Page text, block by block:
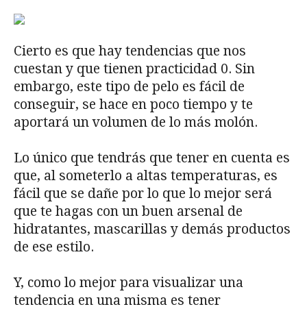
Cierto es que hay tendencias que nos
cuestan y que tienen practicidad 0. Sin
embargo, este tipo de pelo es fácil de
conseguir, se hace en poco tiempo y te
aportará un volumen de lo más molón.
Lo único que tendrás que tener en cuenta es
que, al someterlo a altas temperaturas, es
fácil que se dañe por lo que lo mejor será
que te hagas con un buen arsenal de
hidratantes, mascarillas y demás productos
de ese estilo.
Y, como lo mejor para visualizar una
tendencia en una misma es tener